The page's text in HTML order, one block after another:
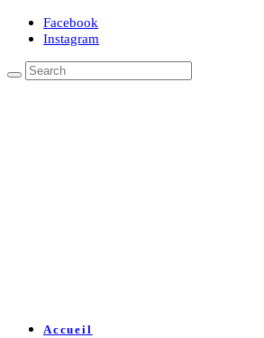
Facebook
Instagram
Accueil